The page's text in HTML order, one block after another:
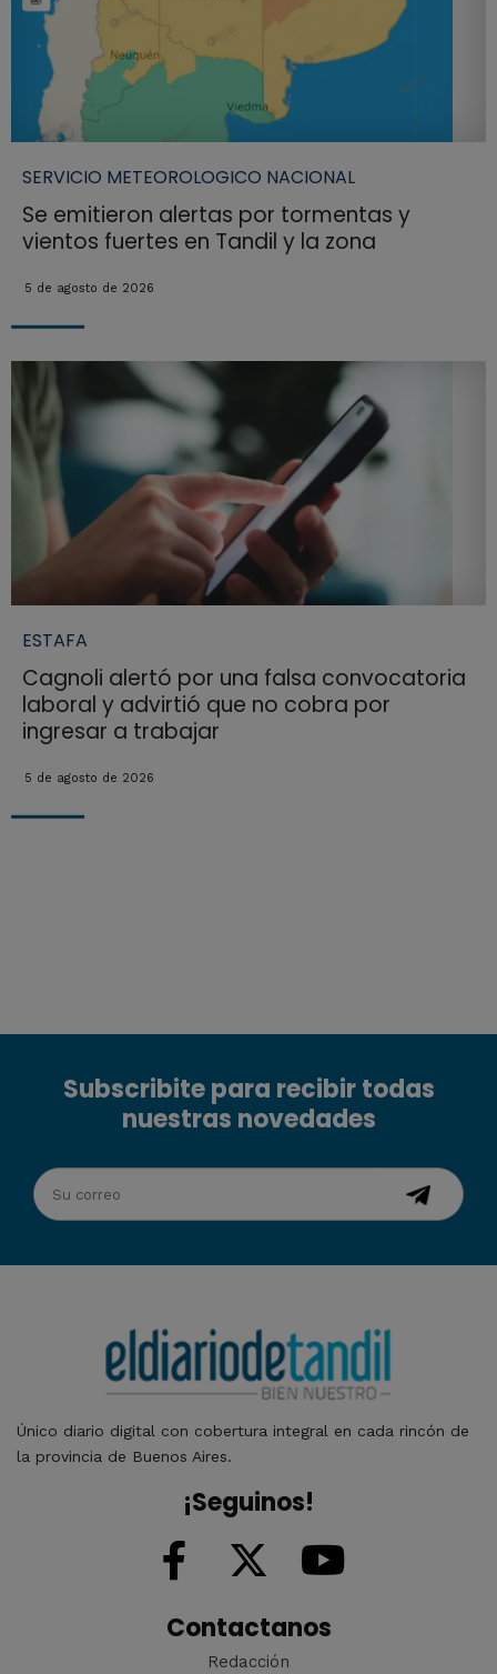
SERVICIO METEOROLOGICO NACIONAL
Se emitieron alertas por tormentas y
vientos fuertes en Tandil y la zona
5 de agosto de 2026
ESTAFA
Cagnoli alertó por una falsa convocatoria
laboral y advirtió que no cobra por
ingresar a trabajar
5 de agosto de 2026
Subscribite para recibir todas
nuestras novedades
Único diario digital con cobertura integral en cada rincón de
la provincia de Buenos Aires.
¡Seguinos!
Contactanos
Redacción